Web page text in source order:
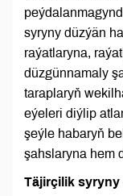
syryny düzýän
raýatlaryna,
düzgünnamaly
taraplaryň
eýeleri diýlip
şeýle habaryň
şahslaryna hem
Täjirçilik syryny